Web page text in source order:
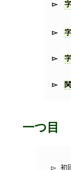
一つ目
初